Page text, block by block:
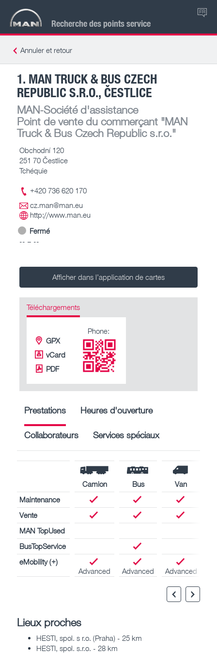
Recherche des points service
FR
Annuler et retour
1. MAN TRUCK & BUS CZECH
REPUBLIC S.R.O., ČESTLICE
MAN-Société d'assistance
Point de vente du commerçant "MAN
Truck & Bus Czech Republic s.r.o."
Obchodní 120
251 70 Čestlice
Tchéquie
+420 736 620 170
cz.man@man.eu
http://www.man.eu
Fermé
-- – --
Afficher dans l’application de cartes
Téléchargements
GPX
vCard
PDF
Phone:
Prestations Heures d'ouverture
Collaborateurs Services spéciaux
Camion Bus
Van
Maintenance
Vente
MAN TopUsed
BusTopService
eMobility (+)
Advanced
Advanced Advanced
Lieux proches
HESTI, spol. s r.o. (Praha) - 25 km
HESTI, spol. s.r.o. - 28 km